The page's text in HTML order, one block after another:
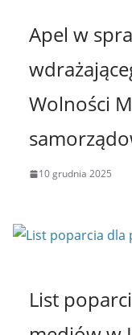
Apel w
Wolności
10 grudnia 2025
List